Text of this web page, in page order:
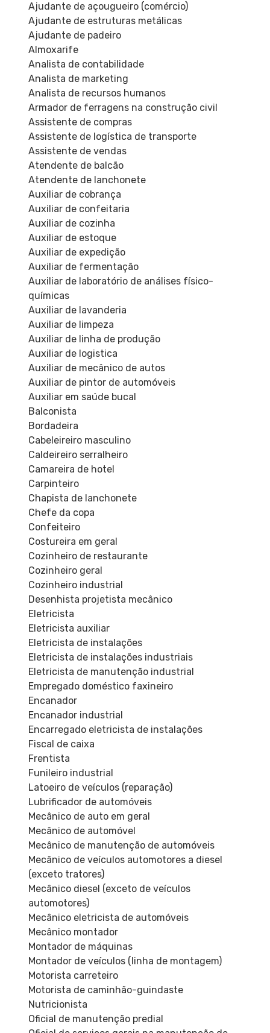
Ajudante de açougueiro (comércio)
Ajudante de estruturas metálicas
Ajudante de padeiro
Almoxarife
Analista de contabilidade
Analista de marketing
Analista de recursos humanos
Armador de ferragens na construção civil
Assistente de compras
Assistente de logística de transporte
Assistente de vendas
Atendente de balcão
Atendente de lanchonete
Auxiliar de cobrança
Auxiliar de confeitaria
Auxiliar de cozinha
Auxiliar de estoque
Auxiliar de expedição
Auxiliar de fermentação
Auxiliar de laboratório de análises físico-
químicas
Auxiliar de lavanderia
Auxiliar de limpeza
Auxiliar de linha de produção
Auxiliar de logistica
Auxiliar de mecânico de autos
Auxiliar de pintor de automóveis
Auxiliar em saúde bucal
Balconista
Bordadeira
Cabeleireiro masculino
Caldeireiro serralheiro
Camareira de hotel
Carpinteiro
Chapista de lanchonete
Chefe da copa
Confeiteiro
Costureira em geral
Cozinheiro de restaurante
Cozinheiro geral
Cozinheiro industrial
Desenhista projetista mecânico
Eletricista
Eletricista auxiliar
Eletricista de instalações
Eletricista de instalações industriais
Eletricista de manutenção industrial
Empregado doméstico faxineiro
Encanador
Encanador industrial
Encarregado eletricista de instalações
Fiscal de caixa
Frentista
Funileiro industrial
Latoeiro de veículos (reparação)
Lubrificador de automóveis
Mecânico de auto em geral
Mecânico de automóvel
Mecânico de manutenção de automóveis
Mecânico de veículos automotores a diesel
(exceto tratores)
Mecânico diesel (exceto de veículos
automotores)
Mecânico eletricista de automóveis
Mecânico montador
Montador de máquinas
Montador de veículos (linha de montagem)
Motorista carreteiro
Motorista de caminhão-guindaste
Nutricionista
Oficial de manutenção predial